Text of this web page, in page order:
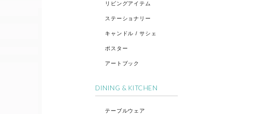
リビングアイテム
ステーショナリー
キャンドル / サシェ
ポスター
アートブック
DINING & KITCHEN
テーブルウェア